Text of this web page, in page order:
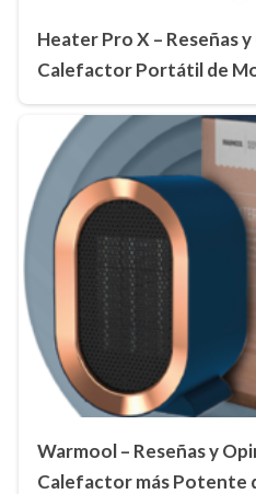
Heater Pro X – Reseñas
Calefactor Portátil de
Warmool – Reseñas y
Calefactor más Potente